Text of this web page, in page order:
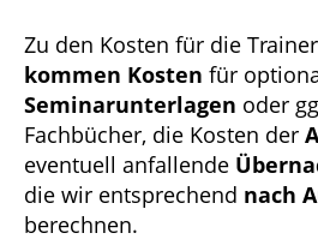
Zu den Kosten für die
kommen Kosten für
Seminarunterlagen oder
Fachbücher, die Kosten der
eventuell anfallende
die wir entsprechend nach
berechnen.